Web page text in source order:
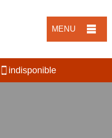
MENU
indisponible